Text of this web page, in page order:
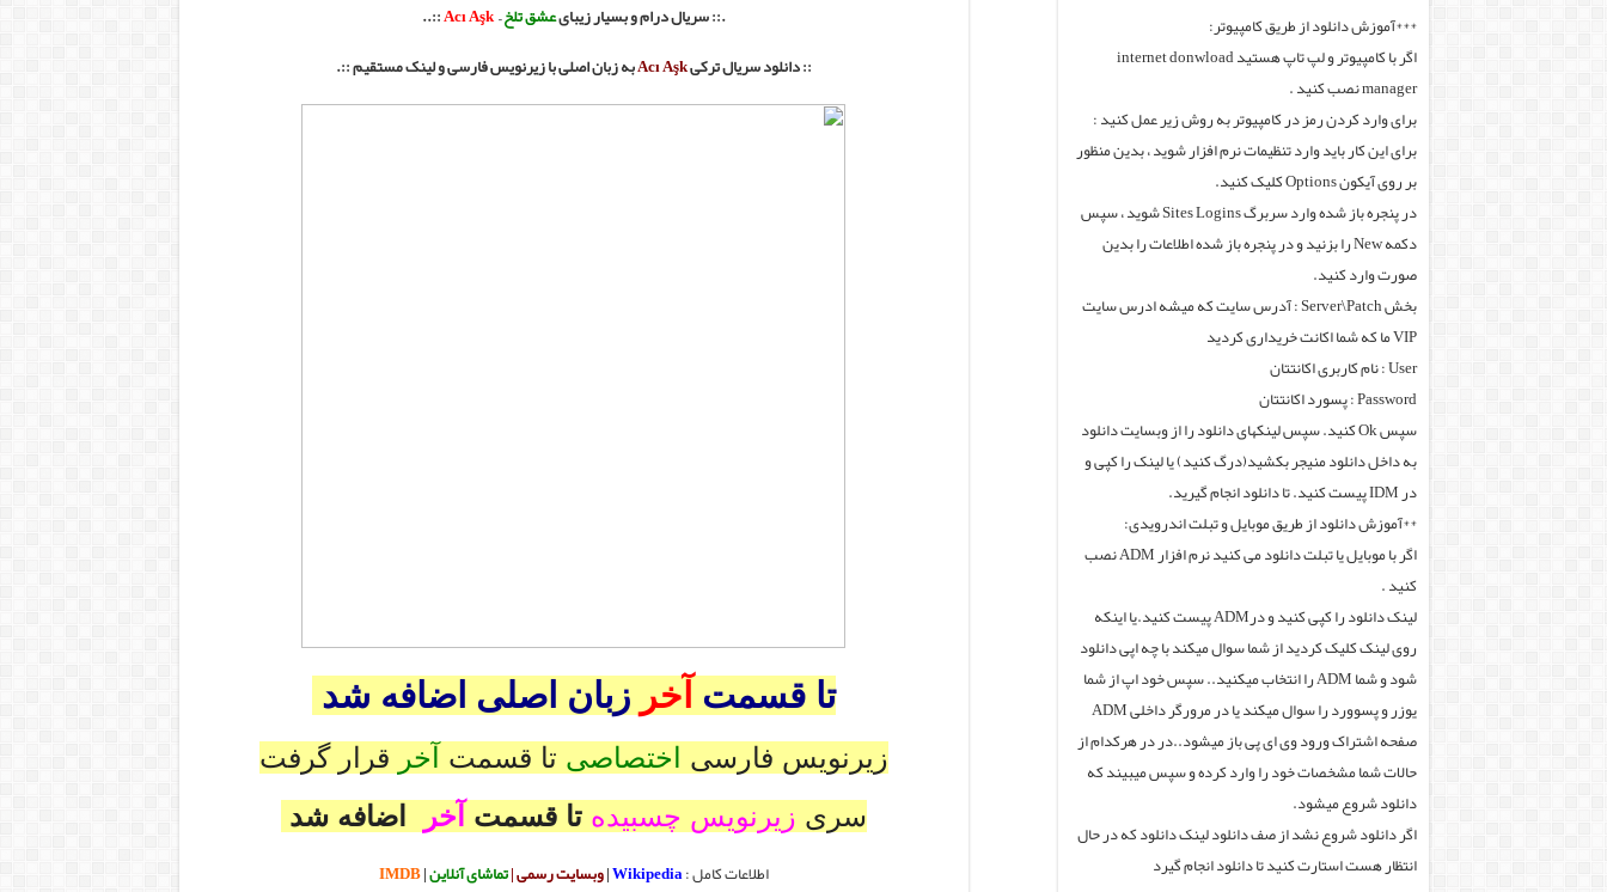
.:: سریال درام و بسیار زیبایعشق تلخ–
Acı Aşk
::.
.
:: دانلود سریال ترکیAcı Aşkبه زبان اصلی با زیرنویس فارسی و لینک مستقیم ::.
تا قسمت آخرزبان اصلی اضافه شد
زیرنویس فارسی اختصاصی تا قسمت آخر قرار گرفت
سری زیرنویس چسبیده تا قسمت آخر اضافه شد
اطلاعات کامل :Wikipedia
|وبسایت رسمی|تماشای آنلاین|
IMDB
***آموزش دانلود از طریق کامپیوتر:
اگر با کامپیوتر و لپ تاپ هستید internet donwload
manager نصب کنید .
برای وارد کردن رمز در کامپیوتر به روش زیر عمل کنید :
برای این کار باید وارد تنظیمات نرم افزار شوید ، بدین منظور
بر روی آیکون Options کلیک کنید.
در پنجره باز شده وارد سربرگ Sites Logins شوید ، سپس
دکمه New را بزنید و در پنجره باز شده اطلاعات را بدین
صورت وارد کنید.
بخش Server\Patch : آدرس سایت که میشه ادرس سایت
VIP ما که شما اکانت خریداری کردید
User : نام کاربری اکانتتان
Password : پسورد اکانتتان
سپس Ok کنید. سپس لینکهای دانلود را از وبسایت دانلود
به داخل دانلود منیجر بکشید(درگ کنید) یا لینک را کپی و
در IDM پیست کنید. تا دانلود انجام گیرید.
**آموزش دانلود از طریق موبایل و تبلت اندرویدی:
اگر با موبایل یا تبلت دانلود می کنید نرم افزار ADM نصب
کنید .
لینک دانلود را کپی کنید و درADM پیست کنید.یا اینکه
روی لینک کلیک کردید از شما سوال میکند با چه اپی دانلود
شود و شما ADM را انتخاب میکنید.. سپس خود اپ از شما
یوزر و پسوورد را سوال میکند یا در مرورگر داخلی ADM
صفحه اشتراک ورود وی ای پی باز میشود..در در هرکدام از
حالات شما مشخصات خود را وارد کرده و سپس میبیند که
دانلود شروع میشود.
اگر دانلود شروع نشد از صف دانلود لینک دانلود که در حال
انتظار هست استارت کنید تا دانلود انجام گیرد